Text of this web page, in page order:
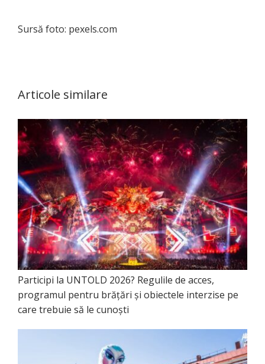
Sursă foto: pexels.com
Articole similare
Participi la UNTOLD 2026? Regulile de acces,
programul pentru brățări și obiectele interzise pe
care trebuie să le cunoști